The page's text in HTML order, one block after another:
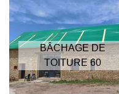
BÂCHAGE DE
TOITURE 60